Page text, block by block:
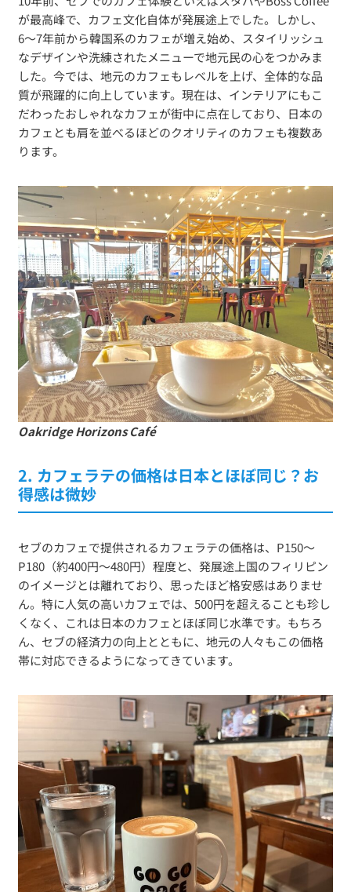
が最高峰で、カフェ文化自体が発展途上でした。しかし、
6〜7年前から韓国系のカフェが増え始め、スタイリッシュ
なデザインや洗練されたメニューで地元民の心をつかみま
した。今では、地元のカフェもレベルを上げ、全体的な品
質が飛躍的に向上しています。現在は、インテリアにもこ
だわったおしゃれなカフェが街中に点在しており、日本の
カフェとも肩を並べるほどのクオリティのカフェも複数あ
ります。
Oakridge Horizons Café
2. カフェラテの価格は日本とほぼ同じ？お
得感は微妙
セブのカフェで提供されるカフェラテの価格は、P150〜
P180（約400円〜480円）程度と、発展途上国のフィリピン
のイメージとは離れており、思ったほど格安感はありませ
ん。特に人気の高いカフェでは、500円を超えることも珍し
くなく、これは日本のカフェとほぼ同じ水準です。もちろ
ん、セブの経済力の向上とともに、地元の人々もこの価格
帯に対応できるようになってきています。